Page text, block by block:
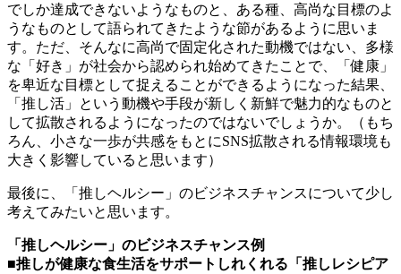
でしか達成できないようなものと、ある種、高尚な目標のよ
うなものとして語られてきたような節があるように思いま
す。ただ、そんなに高尚で固定化された動機ではない、多様
な「好き」が社会から認められ始めてきたことで、「健康」
を卑近な目標として捉えることができるようになった結果、
「推し活」という動機や手段が新しく新鮮で魅力的なものと
して拡散されるようになったのではないでしょうか。（もち
ろん、小さな一歩が共感をもとにSNS拡散される情報環境も
大きく影響していると思います）
最後に、「推しヘルシー」のビジネスチャンスについて少し
考えてみたいと思います。
「推しヘルシー」のビジネスチャンス例
■推しが健康な食生活をサポートしれくれる「推しレシピア